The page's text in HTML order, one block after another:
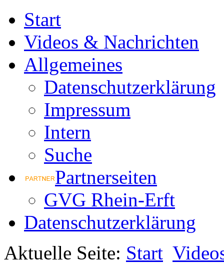
Start
Videos & Nachrichten
Allgemeines
Datenschutzerklärung
Impressum
Intern
Suche
Partnerseiten
GVG Rhein-Erft
Datenschutzerklärung
Aktuelle Seite: Start